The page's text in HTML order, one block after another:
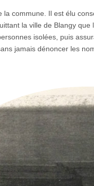
la commune. Il est élu
la ville de Blangy que
isolées, puis
jamais dénoncer les